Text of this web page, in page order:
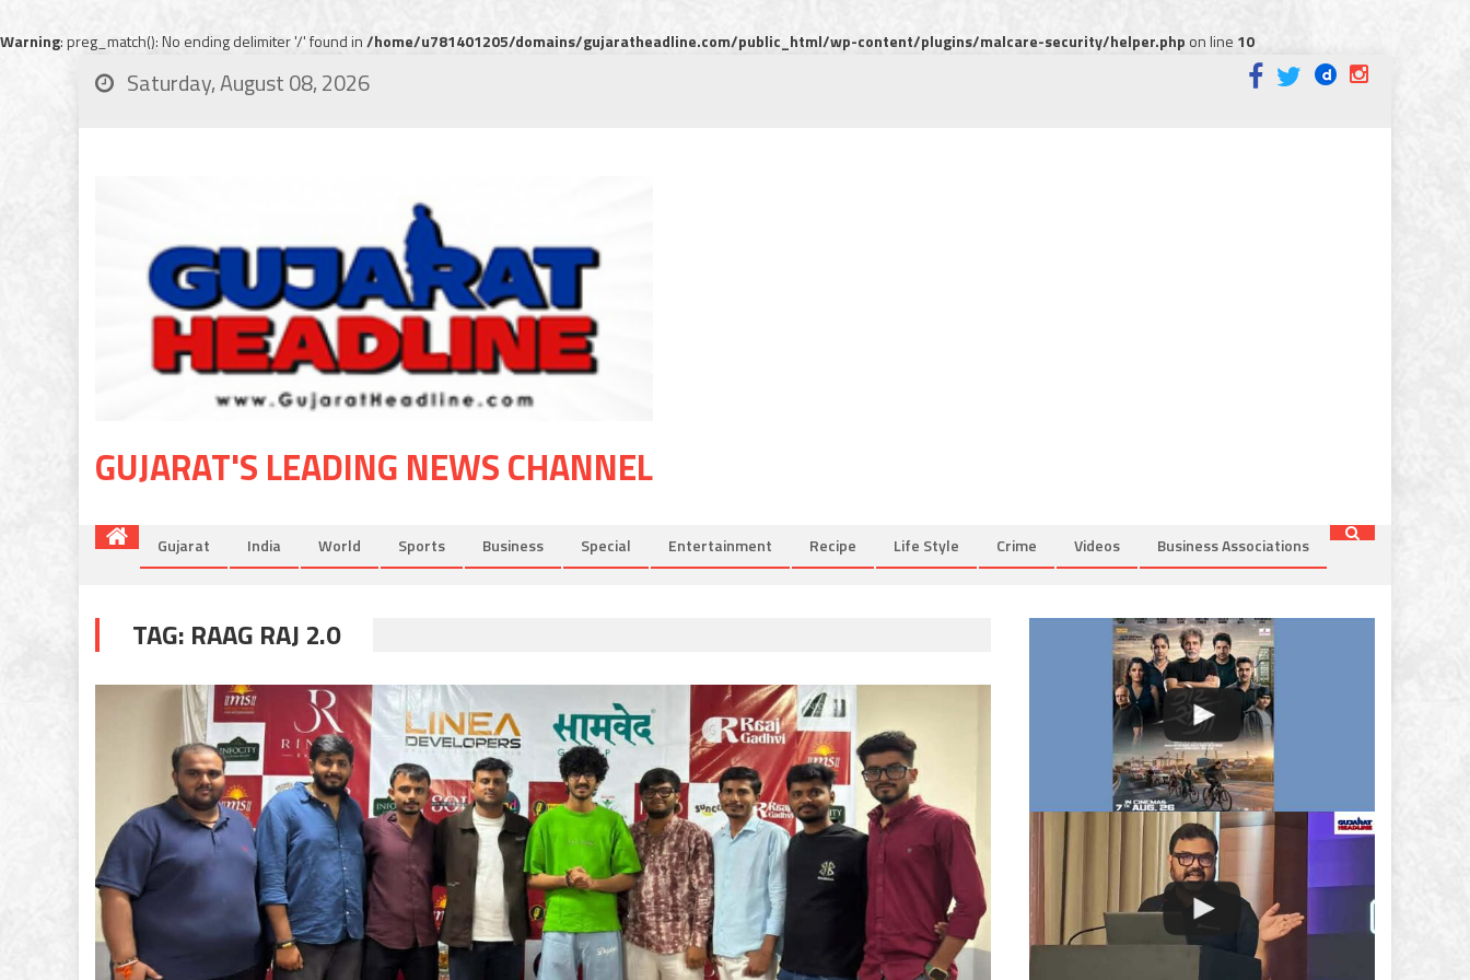
Warning: preg_match(): No ending delimiter '/' found in/home/u781401205/domains/gujaratheadline.com/public_html/wp-content/plugins/malcare-security/helper.phpon line 10
Saturday, August 08, 2026
GUJARAT'S LEADING NEWS CHANNEL
Gujarat India World Sports Business Special Entertainment Recipe Life Style Crime Videos Business Associations
TAG: RAAG RAJ 2.0